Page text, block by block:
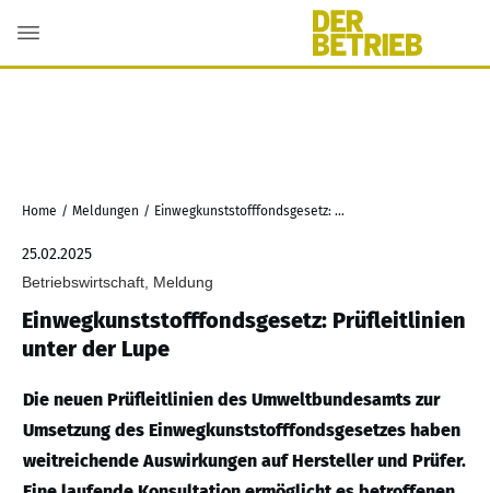
Home / Meldungen / Einwegkunststofffondsgesetz: Prüfleitlinien unter der Lupe
25.02.2025
Betriebswirtschaft, Meldung
Einwegkunststofffondsgesetz: Prüfleitlinien
unter der Lupe
Die neuen Prüfleitlinien des Umweltbundesamts zur
Umsetzung des Einwegkunststofffondsgesetzes haben
weitreichende Auswirkungen auf Hersteller und Prüfer.